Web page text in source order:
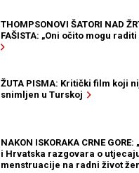
THOMPSONOVI ŠATORI NAD
FAŠISTA: „Oni očito mogu
ŽUTA PISMA: Kritički film koji
snimljen u Turskoj
NAKON ISKORAKA CRNE
i Hrvatska razgovara o
menstruacije na radni život